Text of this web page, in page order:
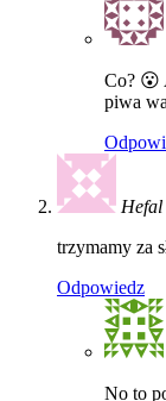
Co? 😮
piwa
Hefal
trzymamy za
Odpowiedz
No to